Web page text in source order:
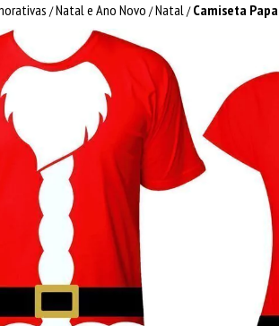
/Natal e Ano Novo /Natal/ Camiseta